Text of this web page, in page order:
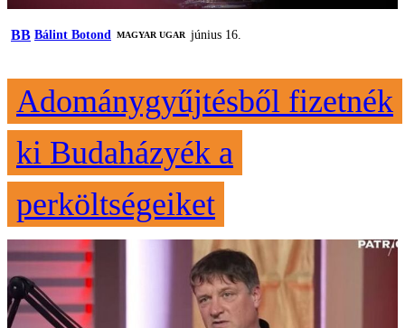
BB Bálint Botond MAGYAR UGAR június 16.
Adománygyűjtésből fizetnék
ki Budaházyék a
perköltségeiket